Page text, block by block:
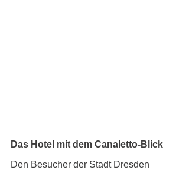
Das Hotel mit dem Canaletto-Blick
Den Besucher der Stadt Dresden